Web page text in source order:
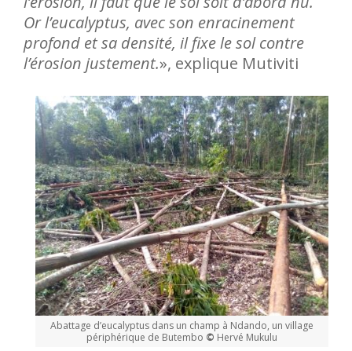
Or l’eucalyptus, avec son enracinement
profond et sa densité, il fixe le sol contre
l’érosion justement.», explique Mutiviti
Abattage d’eucalyptus dans un champ à Ndando, un village
périphérique de Butembo © Hervé Mukulu